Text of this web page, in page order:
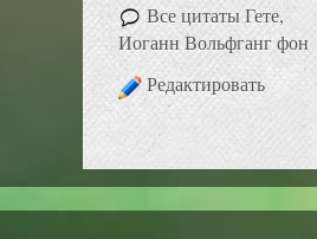
Все цитаты Гете,
Иоганн Вольфганг фон
Редактировать